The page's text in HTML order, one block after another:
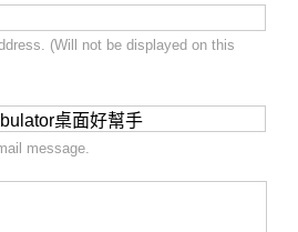
(Will notbe displayed on this
message.